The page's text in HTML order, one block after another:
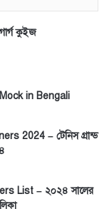
কুইজ
Mock in Bengali
2024 – টেনিস গ্রান্ড
List – ২০২৪ সালের